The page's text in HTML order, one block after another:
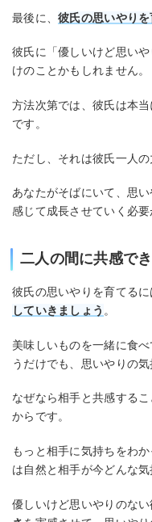
最後に、彼氏の思いやり
彼氏に「優しいけど思い
けのことかもしれません。
方法次第では、彼氏は本
です。
ただし、それは彼氏一人の
あなたがそばにいて、思
感じて成長させていく必要
二人の間に共感で
彼氏の思いやりを育てるに
していきましょう 。
美味しいものを一緒に食
うだけでも、思いやりの
なぜなら相手と共感する
からです。
もっと相手に気持ちをわ
は自然と相手が今どんな
優しいけど思いやりのない